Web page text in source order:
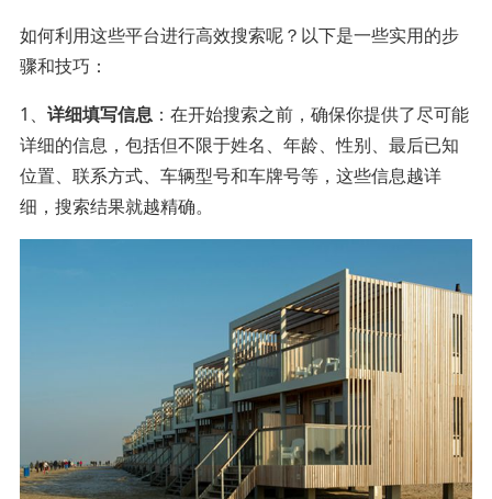
如何利用这些平台进行高效搜索呢？以下是一些实用的步
骤和技巧：
1、 详细填写信息：在开始搜索之前，确保你提供了尽可能
详细的信息，包括但不限于姓名、年龄、性别、最后已知
位置、联系方式、车辆型号和车牌号等，这些信息越详
细，搜索结果就越精确。